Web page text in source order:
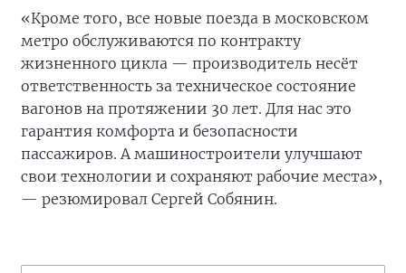
«Кроме того, все новые поезда в московском
метро обслуживаются по контракту
жизненного цикла — производитель несёт
ответственность за техническое состояние
вагонов на протяжении 30 лет. Для нас это
гарантия комфорта и безопасности
пассажиров. А машиностроители улучшают
свои технологии и сохраняют рабочие места»,
— резюмировал Сергей Собянин.